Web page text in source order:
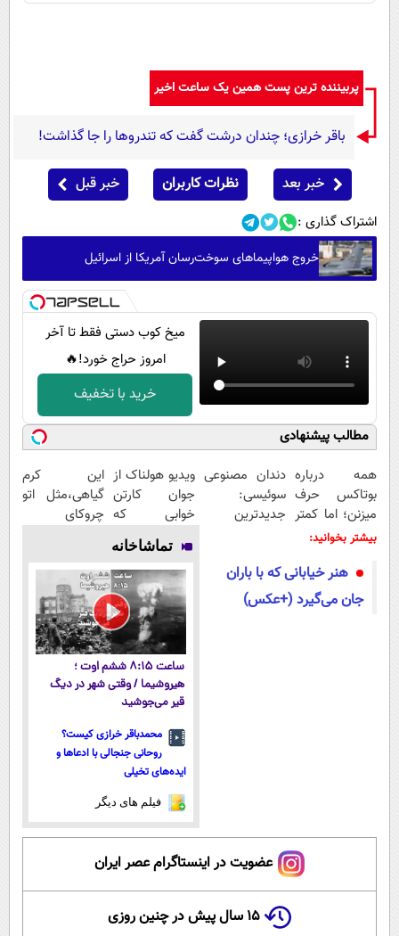
پربیننده ترین پست همین یک ساعت اخیر
باقر خرازی؛ چندان درشت گفت که تندروها را جا گذاشت!
خبر بعد نظرات کاربران خبر قبل
اشتراک گذاری :
خروج هواپیماهای سوخت‌رسان آمریکا از اسرائیل
میخ کوب دستی فقط تا آخر
امروز حراج خورد!🔥
خرید با تخفیف
مطالب پیشنهادی
همه درباره
بوتاکس حرف
میزنن؛ اما کمتر
کسی این راه رو
دندان مصنوعی
سوئیسی:
جدیدترین
پرداخت قسطی
ویدیو هولناک از
جوان کارتن
خوابی که
میلیاردر شد.
آموزش رایگان
این کرم
گیاهی،مثل اتو
چروکای
بیشتر بخوانید:
هنر خیابانی که با باران
جان می‌گیرد (+عکس)
تماشاخانه
ساعت ۸:۱۵ ششم اوت ؛
هیروشیما / وقتی شهر در دیگ
قیر می‌جوشید
محمدباقر خرازی کیست؟
روحانی جنجالی با ادعاها و
ایده‌های تخیلی
فیلم های دیگر
عضویت در اینستاگرام عصر ایران
۱۵ سال پیش در چنین روزی